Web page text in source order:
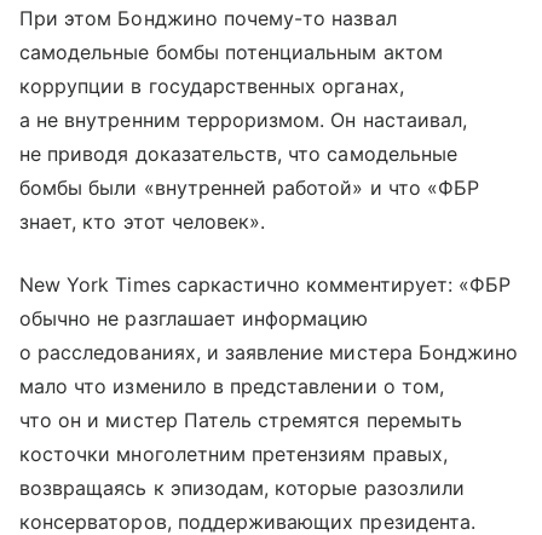
При этом Бонджино почему-то назвал
самодельные бомбы потенциальным актом
коррупции в государственных органах,
а не внутренним терроризмом. Он настаивал,
не приводя доказательств, что самодельные
бомбы были «внутренней работой» и что «ФБР
знает, кто этот человек».
New York Times саркастично комментирует: «ФБР
обычно не разглашает информацию
о расследованиях, и заявление мистера Бонджино
мало что изменило в представлении о том,
что он и мистер Патель стремятся перемыть
косточки многолетним претензиям правых,
возвращаясь к эпизодам, которые разозлили
консерваторов, поддерживающих президента.